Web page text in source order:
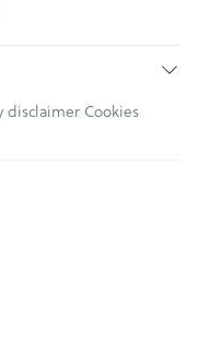
disclaimer Cookies